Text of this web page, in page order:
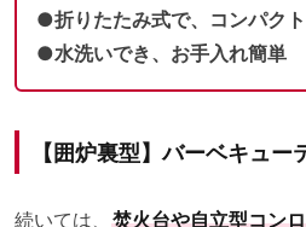
●折りたたみ式で、コンパク
●水洗いでき、お手入れ簡単
【囲炉裏型】バーベキュ
続いては、 焚火台や自立型コン